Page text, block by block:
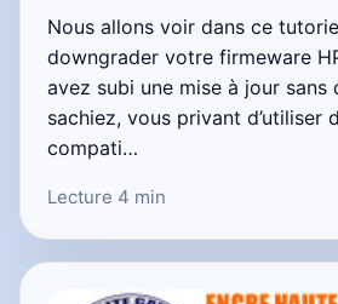
Nous allons voir dans ce
downgrader votre firmeware
avez subi une mise à jour sans
sachiez, vous privant d’utiliser
compati…
Lecture 4 min